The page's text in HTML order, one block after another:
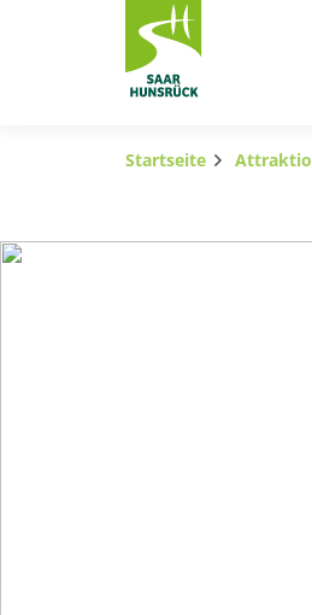
Zum Hauptinhalt springen
Subnavigation umschalten
Startseite